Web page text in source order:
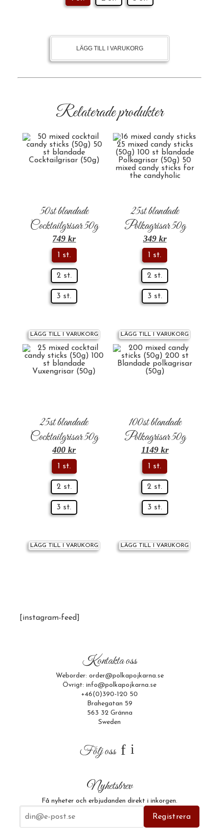
LÄGG TILL I VARUKORG
Relaterade produkter
50st blandade
Cocktailgrisar 50g
749kr
1 st.
2 st.
3 st.
LÄGG TILL I VARUKORG
25st blandade
Polkagrisar 50g
349 kr
1 st.
2 st.
3 st.
LÄGG TILL I VARUKORG
25st blandade
Cocktailgrisar 50g
400kr
1 st.
2 st.
3 st.
LÄGG TILL I VARUKORG
100st blandade
Polkagrisar 50g
1149 kr
1 st.
2 st.
3 st.
LÄGG TILL I VARUKORG
[instagram-feed]
Kontakta oss
Weborder: order@polkapojkarna.se
Övrigt: info@polkapojkarna.se
+46(0)390-120 50
Brahegatan 59
563 32 Gränna
Sweden
Följ oss f i
Nyhetsbrev
Få nyheter och erbjudanden direkt i inkorgen.
Registrera